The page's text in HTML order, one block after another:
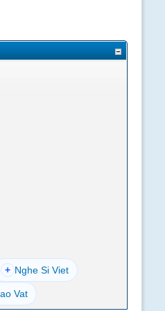
+ Nghe Si Viet
Vat